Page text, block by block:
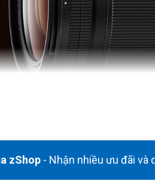
zShop - Nhận nhiều ưu đãi và